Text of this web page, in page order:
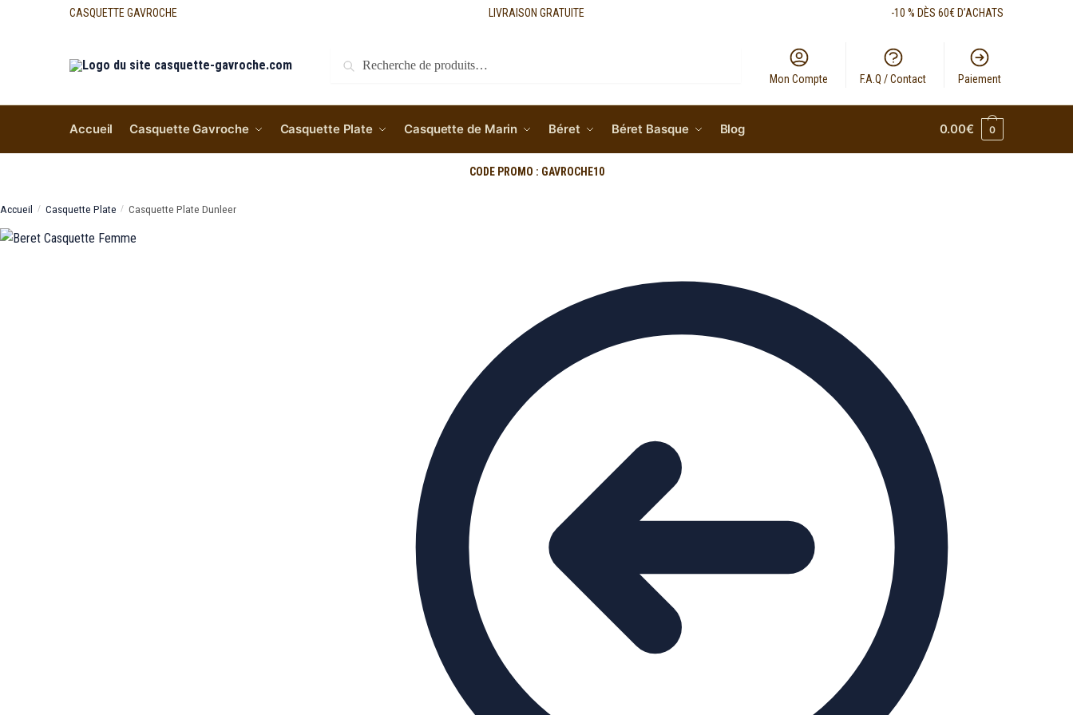
CASQUETTE GAVROCHE LIVRAISON GRATUITE -10 % DÈS 60€ D’ACHATS
Recherche
Mon Compte F.A.Q / Contact Paiement
Accueil Casquette Gavroche Casquette Plate Casquette de Marin Béret Béret Basque Blog 0.00€ 0
CODE PROMO : GAVROCHE10
Accueil / Casquette Plate / Casquette Plate Dunleer